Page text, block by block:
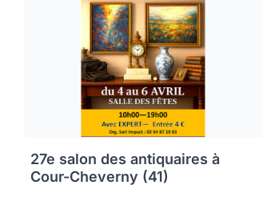
27e salon des antiquaires à
Cour-Cheverny (41)